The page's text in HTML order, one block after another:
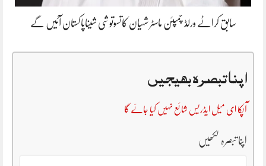
سابق کراٹے ورلڈ چمپئن ماسٹر شہیان کاتسوتوشی شیناپاکستان آئیں گے
اپنا تبصرہ بھیجیں
آپکا ای میل ایڈریس شائع نہیں کیا جائے گا
اپنا تبصرہ لکھیں